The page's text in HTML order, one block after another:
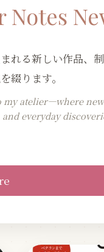
Notes
れる新しい作品、
綴ります。
my atelier—where
everyday